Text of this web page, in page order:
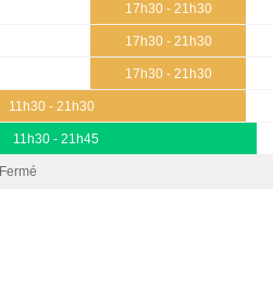
17h30 - 21h30
17h30 - 21h30
17h30 - 21h30
11h30 - 21h30
11h30 - 21h45
Fermé